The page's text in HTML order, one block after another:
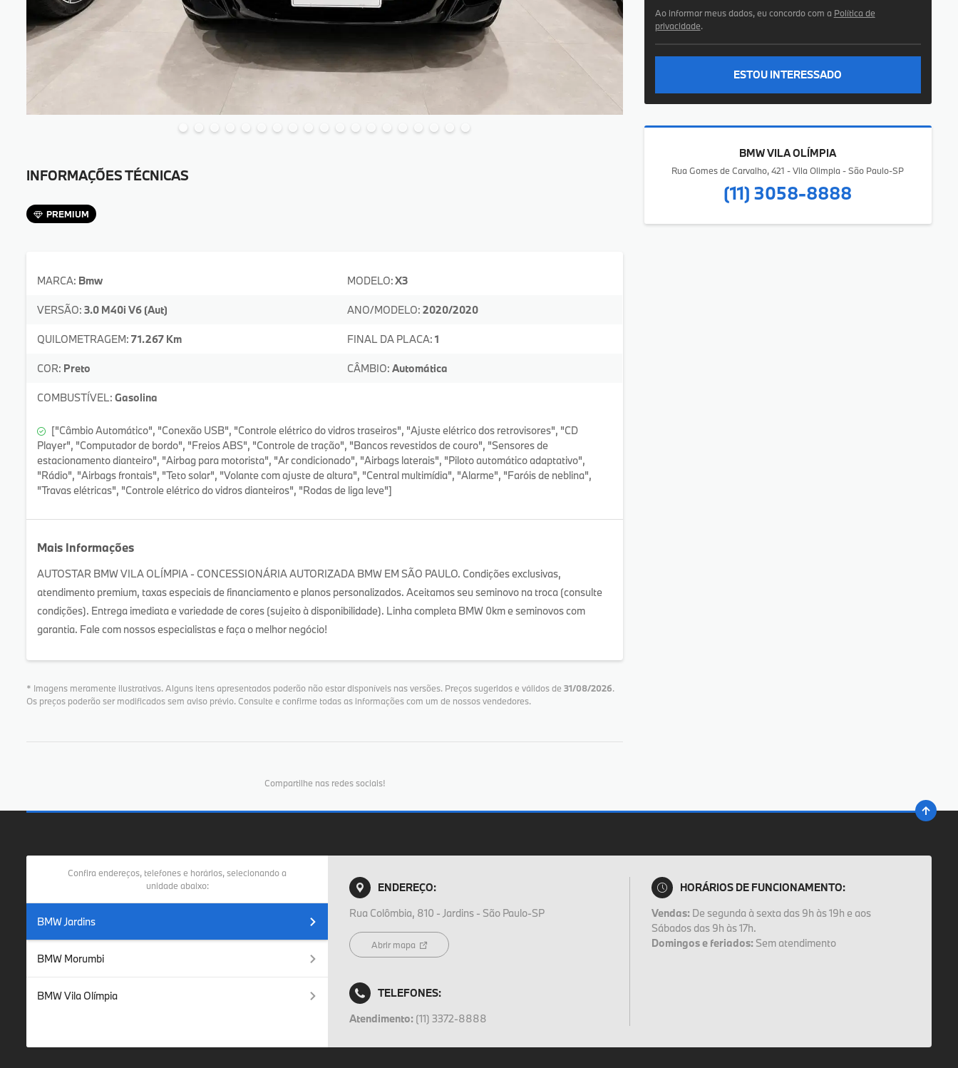
INFORMAÇÕES TÉCNICAS
PREMIUM
MARCA: Bmw MODELO:X3
VERSÃO: 3.0 M40i V6 (Aut) ANO/MODELO: 2020/2020
QUILOMETRAGEM: 71.267 Km FINAL DA PLACA: 1
COR: Preto CÂMBIO: Automática
COMBUSTÍVEL: Gasolina
["Câmbio Automático", "Conexão USB", "Controle elétrico do vidros traseiros", "Ajuste elétrico dos retrovisores", "CD
Player", "Computador de bordo", "Freios ABS", "Controle de tração", "Bancos revestidos de couro", "Sensores de
estacionamento dianteiro", "Airbag para motorista", "Ar condicionado", "Airbags laterais", "Piloto automático adaptativo",
"Rádio", "Airbags frontais", "Teto solar", "Volante com ajuste de altura", "Central multimídia", "Alarme", "Faróis de neblina",
"Travas elétricas", "Controle elétrico do vidros dianteiros", "Rodas de liga leve"]
Mais Informações
AUTOSTAR BMW VILA OLÍMPIA - CONCESSIONÁRIA AUTORIZADA BMW EM SÃO PAULO. Condições exclusivas,
atendimento premium, taxas especiais de financiamento e planos personalizados. Aceitamos seu seminovo na troca (consulte
condições). Entrega imediata e variedade de cores (sujeito à disponibilidade). Linha completa BMW 0km e seminovos com
garantia. Fale com nossos especialistas e faça o melhor negócio!
* Imagens meramente ilustrativas. Alguns itens apresentados poderão não estar disponíveis nas versões. Preços sugeridos e válidos de 31/08/2026.
Os preços poderão ser modificados sem aviso prévio. Consulte e confirme todas as informações com um de nossos vendedores.
Compartilhe nas redes sociais!
Ao informar meus dados, eu concordo com a Política de
privacidade.
ESTOU INTERESSADO
BMW VILA OLÍMPIA
Rua Gomes de Carvalho, 421 - Vila Olimpia - São Paulo-SP
(11) 3058-8888
Confira endereços, telefones e horários, selecionando a
unidade abaixo:
BMW Jardins
BMW Morumbi
BMW Vila Olímpia
ENDEREÇO:
Rua Colômbia, 810 - Jardins - São Paulo-SP
Abrir mapa
TELEFONES:
Atendimento: (11) 3372-8888
HORÁRIOS DE FUNCIONAMENTO:
Vendas: De segunda à sexta das 9h às 19h e aos
Sábados das 9h às 17h.
Domingos e feriados: Sem atendimento